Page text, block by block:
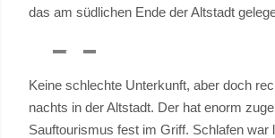
das am südlichen Ende der Altstadt
Keine schlechte Unterkunft, aber doch
nachts in der Altstadt. Der hat enorm
Sauftourismus fest im Griff. Schlafen